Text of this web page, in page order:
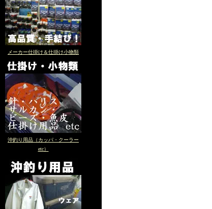
メーカー仕掛け＆仕掛け小物類
沖釣り用品（カッパ・クーラー
etc）